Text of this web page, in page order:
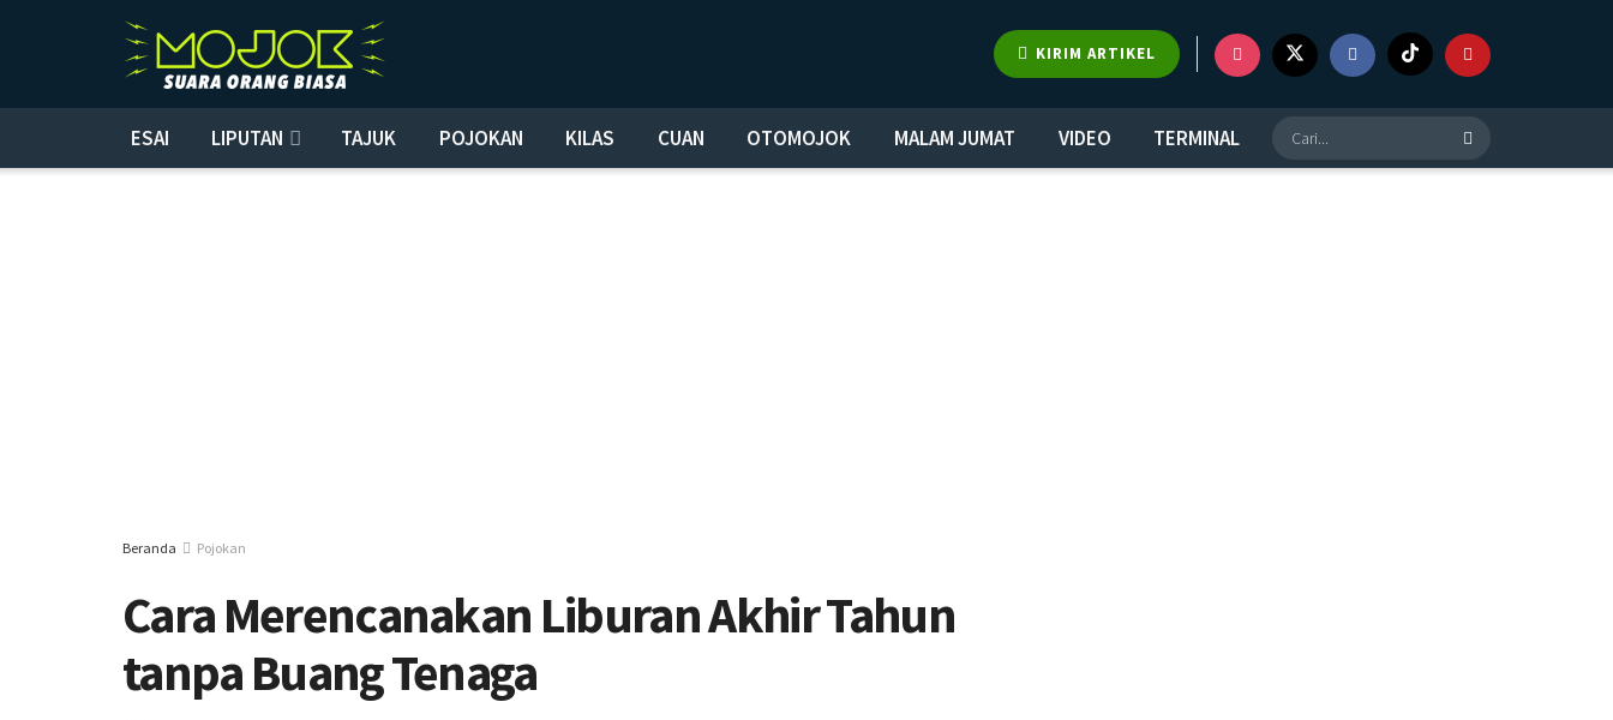
KIRIM ARTIKEL
ESAI LIPUTAN TAJUK POJOKAN KILAS CUAN OTOMOJOK MALAM JUMAT VIDEO TERMINAL
Beranda Pojokan
Cara Merencanakan Liburan Akhir Tahun
tanpa Buang Tenaga